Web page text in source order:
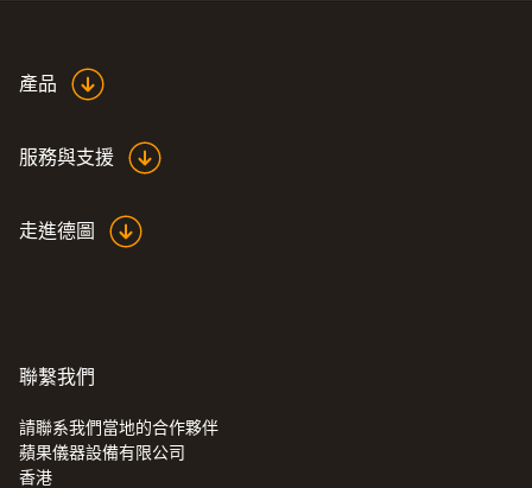
產品
服務與支援
走進德圖
聯繫我們
請聯系我們當地的合作夥伴
蘋果儀器設備有限公司
香港